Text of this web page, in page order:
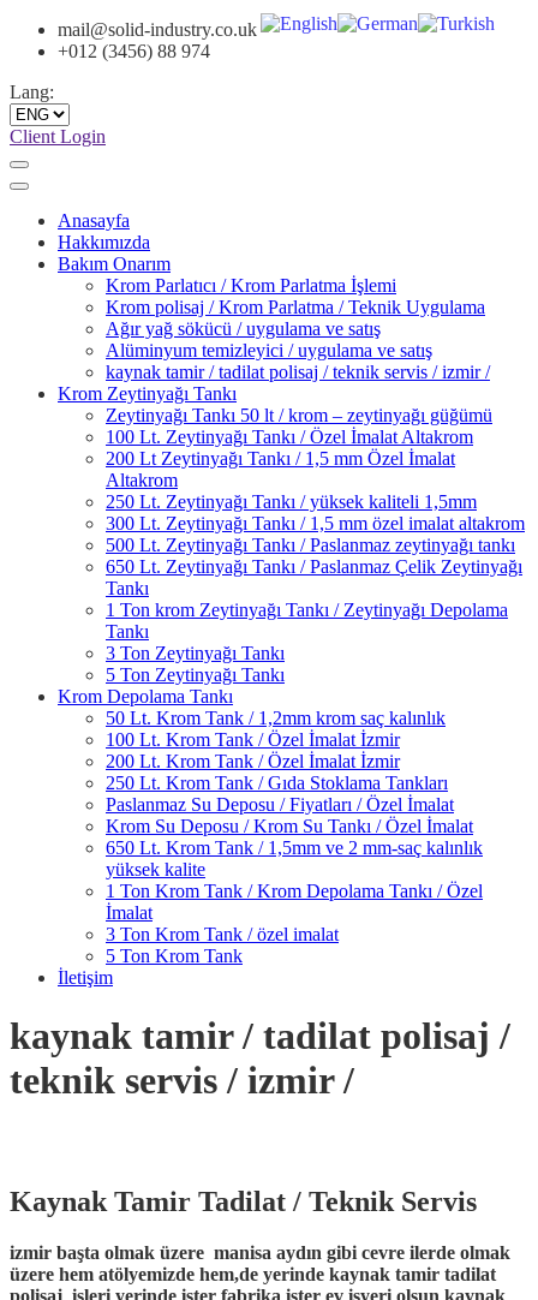
mail@solid-industry.co.uk
+012 (3456) 88 974
Lang:
Client Login
Anasayfa
Hakkımızda
Bakım Onarım
Krom Parlatıcı / Krom Parlatma İşlemi
Krom polisaj / Krom Parlatma / Teknik Uygulama
Ağır yağ sökücü / uygulama ve satış
Alüminyum temizleyici / uygulama ve satış
kaynak tamir / tadilat polisaj / teknik servis / izmir /
Krom Zeytinyağı Tankı
Zeytinyağı Tankı 50 lt / krom – zeytinyağı güğümü
100 Lt. Zeytinyağı Tankı / Özel İmalat Altakrom
200 Lt Zeytinyağı Tankı / 1,5 mm Özel İmalat
Altakrom
250 Lt. Zeytinyağı Tankı / yüksek kaliteli 1,5mm
300 Lt. Zeytinyağı Tankı / 1,5 mm özel imalat altakrom
500 Lt. Zeytinyağı Tankı / Paslanmaz zeytinyağı tankı
650 Lt. Zeytinyağı Tankı / Paslanmaz Çelik Zeytinyağı
Tankı
1 Ton krom Zeytinyağı Tankı / Zeytinyağı Depolama
Tankı
3 Ton Zeytinyağı Tankı
5 Ton Zeytinyağı Tankı
Krom Depolama Tankı
50 Lt. Krom Tank / 1,2mm krom saç kalınlık
100 Lt. Krom Tank / Özel İmalat İzmir
200 Lt. Krom Tank / Özel İmalat İzmir
250 Lt. Krom Tank / Gıda Stoklama Tankları
Paslanmaz Su Deposu / Fiyatları / Özel İmalat
Krom Su Deposu / Krom Su Tankı / Özel İmalat
650 Lt. Krom Tank / 1,5mm ve 2 mm-saç kalınlık
yüksek kalite
1 Ton Krom Tank / Krom Depolama Tankı / Özel
İmalat
3 Ton Krom Tank / özel imalat
5 Ton Krom Tank
İletişim
kaynak tamir / tadilat polisaj /
teknik servis / izmir /
Kaynak Tamir Tadilat / Teknik Servis
izmir başta olmak üzere manisa aydın gibi cevre ilerde olmak
üzere hem atölyemizde hem,de yerinde kaynak tamir tadilat
polisaj işleri yerinde ister fabrika ister ev işyeri olsun kaynak